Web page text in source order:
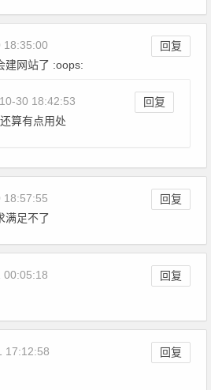
回复
18:35:00
建网站了 :oops:
回复
30 18:42:53
算有点用处
回复
18:57:55
满足不了
回复
00:05:18
回复
17:12:58